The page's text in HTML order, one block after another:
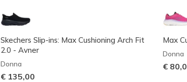
Skechers Slip-ins: Max Cushioning Arch Fit
2.0 - Avner
Donna
€ 135,00
Max
Donna
€